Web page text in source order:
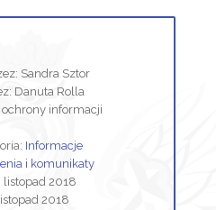
Sandra Sztor
Danuta Rolla
ochrony informacji
Informacje
i komunikaty
listopad 2018
2018